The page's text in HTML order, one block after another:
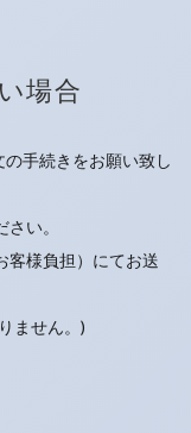
場合
手続きをお願い致し
い。
客様負担）にてお送
ません。)